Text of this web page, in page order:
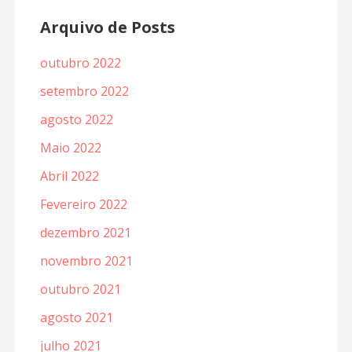
Arquivo de Posts
outubro 2022
setembro 2022
agosto 2022
Maio 2022
Abril 2022
Fevereiro 2022
dezembro 2021
novembro 2021
outubro 2021
agosto 2021
julho 2021